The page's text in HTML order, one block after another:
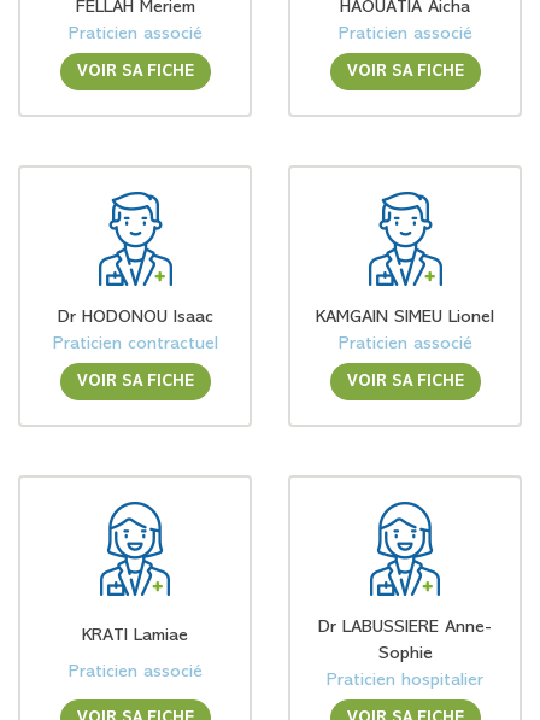
FELLAH Meriem
Praticien associé
VOIR SA FICHE
HAOUATIA Aicha
Praticien associé
VOIR SA FICHE
Dr HODONOU Isaac
Praticien contractuel
VOIR SA FICHE
KAMGAIN SIMEU Lionel
Praticien associé
VOIR SA FICHE
KRATI Lamiae
Praticien associé
Dr LABUSSIERE Anne-
Sophie
Praticien hospitalier